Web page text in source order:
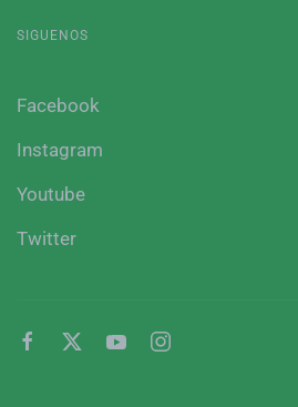
SIGUENOS
Facebook
Instagram
Youtube
Twitter